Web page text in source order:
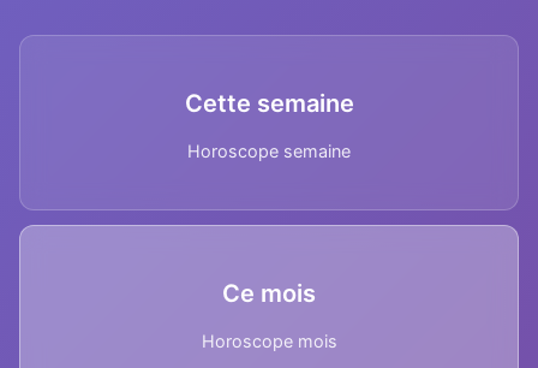
Cette semaine
Horoscope semaine
Ce mois
Horoscope mois